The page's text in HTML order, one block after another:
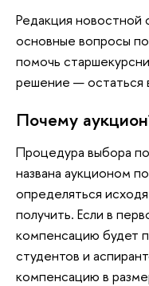
Редакция новостной
основные вопросы
помочь
решение — остаться
Почему
Процедура выбора
названа аукционом
определяться
получить. Если в
компенсацию будет
студентов и
компенсацию в